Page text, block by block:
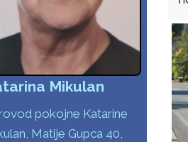
Mikulan
pokojne Katarine
Matije Gupca 40,